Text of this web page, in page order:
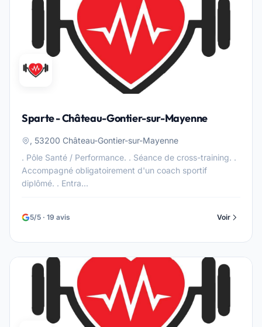
Sparte - Château-Gontier-sur-Mayenne
, 53200 Château-Gontier-sur-Mayenne
. Pôle Santé / Performance. . Séance de cross-training. .
Accompagné obligatoirement d'un coach sportif
diplômé. . Entra...
5/5 · 19 avis Voir